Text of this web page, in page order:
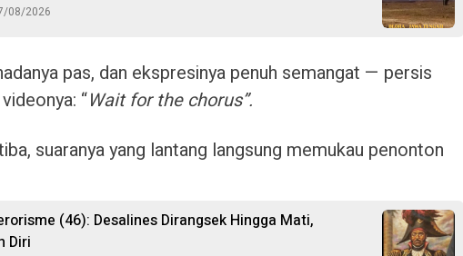
08/2026
pas, dan ekspresinya penuh semangat — persis
“Wait for the chorus”.
suaranya yang lantang langsung memukau penonton
(46): Desalines Dirangsek Hingga Mati,
Diri